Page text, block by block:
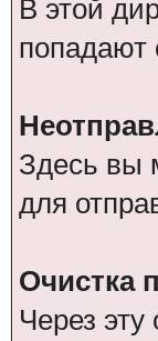
В этой
попадают
Здесь вы
для
Очистка
Через